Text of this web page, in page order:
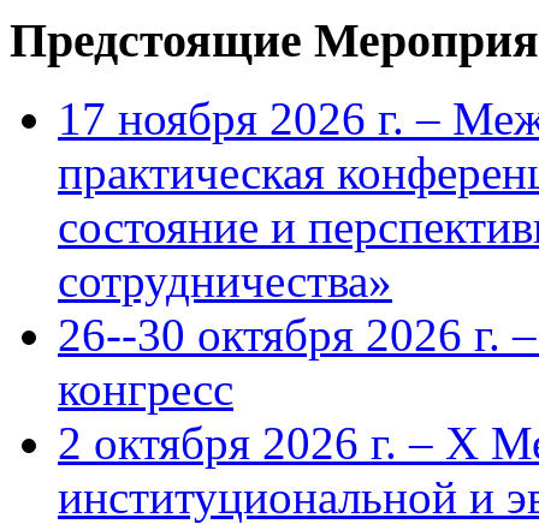
Предстоящие
17 ноября 2026 г. –
практическая
состояние и
сотрудничества»
26--30 октября 2026 г.
конгресс
2 октября 2026 г. – X
институциональной и